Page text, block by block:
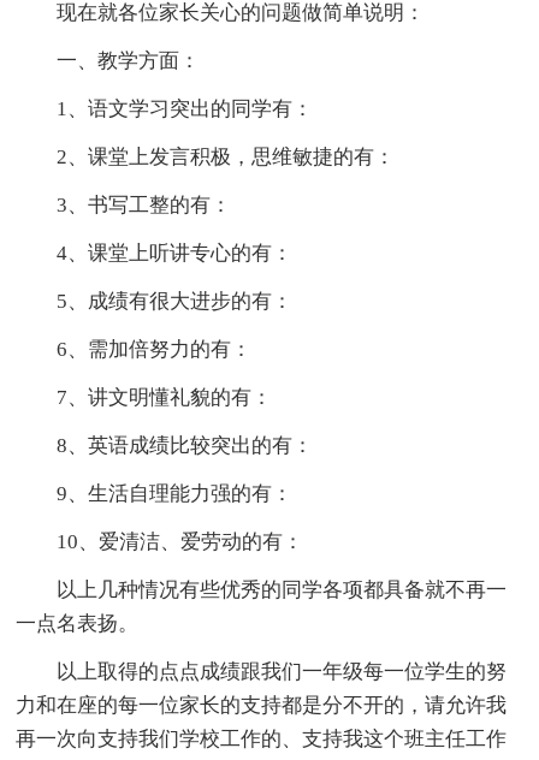
现在就各位家长关心的问题做简单说明：
一、教学方面：
1、语文学习突出的同学有：
2、课堂上发言积极，思维敏捷的有：
3、书写工整的有：
4、课堂上听讲专心的有：
5、成绩有很大进步的有：
6、需加倍努力的有：
7、讲文明懂礼貌的有：
8、英语成绩比较突出的有：
9、生活自理能力强的有：
10、爱清洁、爱劳动的有：
以上几种情况有些优秀的同学各项都具备就不再一
一点名表扬。
以上取得的点点成绩跟我们一年级每一位学生的努
力和在座的每一位家长的支持都是分不开的，请允许我
再一次向支持我们学校工作的、支持我这个班主任工作